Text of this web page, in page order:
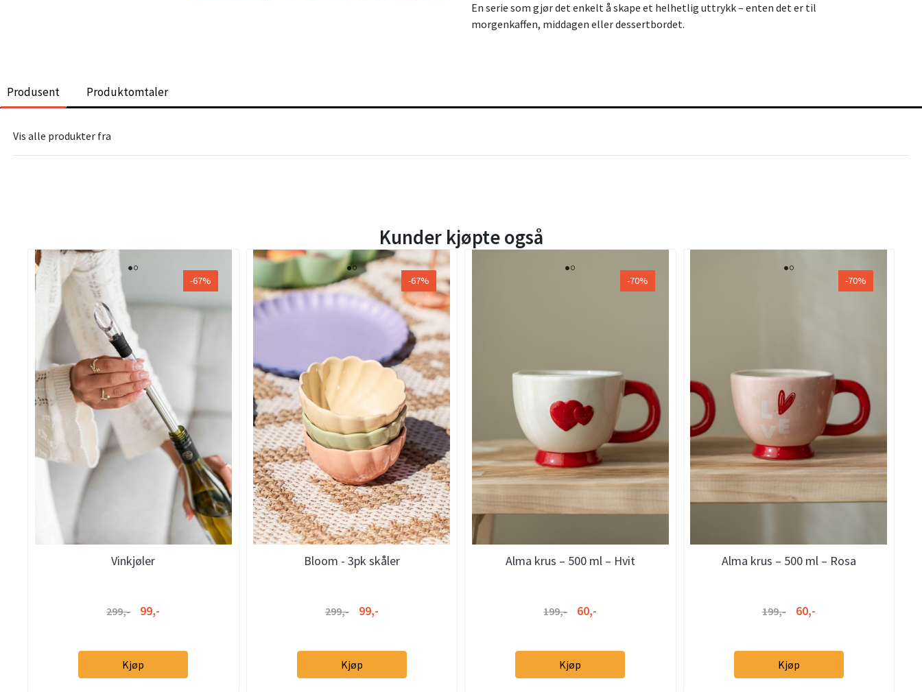
En serie som gjør det enkelt å skape et helhetlig uttrykk – enten det er til
morgenkaffen, middagen eller dessertbordet.
Produsent Produktomtaler
Vis alle produkter fra
Kunder kjøpte også
-67%
Vinkjøler
299,- 99,-
Kjøp
-67%
Bloom - 3pk skåler
299,- 99,-
Kjøp
-70%
Alma krus – 500 ml – Hvit
199,- 60,-
Kjøp
-70%
Alma krus – 500 ml – Rosa
199,- 60,-
Kjøp